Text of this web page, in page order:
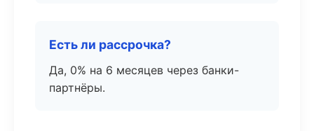
Есть ли рассрочка?
Да, 0% на 6 месяцев через банки-
партнёры.